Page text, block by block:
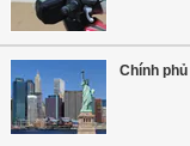
Chính